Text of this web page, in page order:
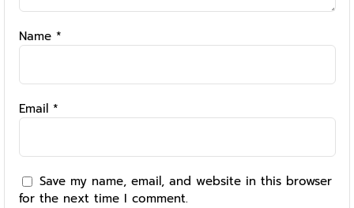
Name *
Email *
Save my name, email, and website in this browser
for the next time I comment.